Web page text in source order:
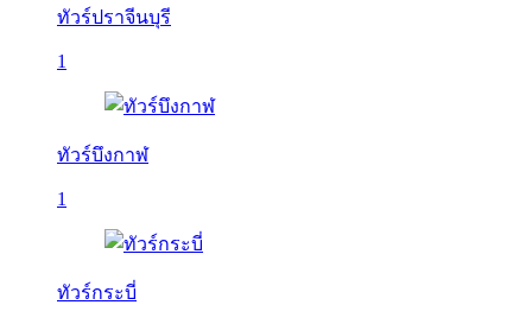
ทัวร์ปราจีนบุรี
1
ทัวร์บึงกาฬ
1
ทัวร์กระบี่